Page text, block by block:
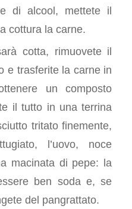
di alcool, mettete il
cottura la carne.
cotta, rimuovete il
e trasferite la carne in
un composto
il tutto in una terrina
tritato finemente,
l’uovo, noce
macinata di pepe: la
ben soda e, se
del pangrattato.